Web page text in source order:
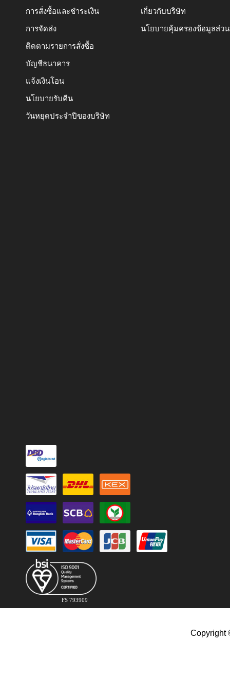
การสั่งซื้อและชำระเงิน
การจัดส่ง
ติดตามรายการสั่งซื้อ
บัญชีธนาคาร
แจ้งเงินโอน
นโยบายรับคืน
วันหยุดประจำปีของบริษัท
เกี่ยวกับบริษัท
นโยบายคุ้มครองข้อมูลส่ว
FS 793909
Copyright